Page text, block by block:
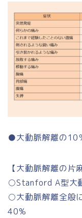
●大動脈解離の10
【大動脈解離の片
○Stanford A型大
○大動脈解離全般
40%